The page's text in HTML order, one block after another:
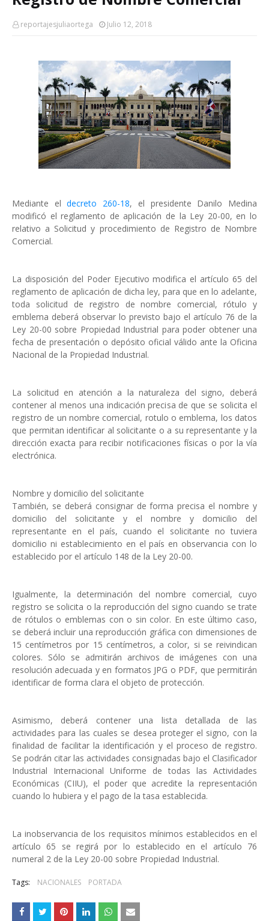
reportajesjuliaortega Julio 12, 2018
Mediante eldecreto 260-18, el presidente Danilo Medina
modificó el reglamento de aplicación de la Ley 20-00, en lo
relativo a Solicitud y procedimiento de Registro de Nombre
Comercial.
La disposición del Poder Ejecutivo modifica el artículo 65 del
reglamento de aplicación de dicha ley, para que en lo adelante,
toda solicitud de registro de nombre comercial, rótulo y
emblema deberá observar lo previsto bajo el artículo 76 de la
Ley 20-00 sobre Propiedad Industrial para poder obtener una
fecha de presentación o depósito oficial válido ante la Oficina
Nacional de la Propiedad Industrial.
La solicitud en atención a la naturaleza del signo, deberá
contener al menos una indicación precisa de que se solicita el
registro de un nombre comercial, rotulo o emblema, los datos
que permitan identificar al solicitante o a su representante y la
dirección exacta para recibir notificaciones físicas o por la vía
electrónica.
Nombre y domicilio del solicitante
También, se deberá consignar de forma precisa el nombre y
domicilio del solicitante y el nombre y domicilio del
representante en el país, cuando el solicitante no tuviera
domicilio ni establecimiento en el país en observancia con lo
establecido por el artículo 148 de la Ley 20-00.
Igualmente, la determinación del nombre comercial, cuyo
registro se solicita o la reproducción del signo cuando se trate
de rótulos o emblemas con o sin color. En este último caso,
se deberá incluir una reproducción gráfica con dimensiones de
15 centímetros por 15 centímetros, a color, si se reivindican
colores. Sólo se admitirán archivos de imágenes con una
resolución adecuada y en formatos JPG o PDF, que permitirán
identificar de forma clara el objeto de protección.
Asimismo, deberá contener una lista detallada de las
actividades para las cuales se desea proteger el signo, con la
finalidad de facilitar la identificación y el proceso de registro.
Se podrán citar las actividades consignadas bajo el Clasificador
Industrial Internacional Uniforme de todas las Actividades
Económicas (CIIU), el poder que acredite la representación
cuando lo hubiera y el pago de la tasa establecida.
La inobservancia de los requisitos mínimos establecidos en el
artículo 65 se regirá por lo establecido en el artículo 76
numeral 2 de la Ley 20-00 sobre Propiedad Industrial.
Tags: NACIONALES PORTADA